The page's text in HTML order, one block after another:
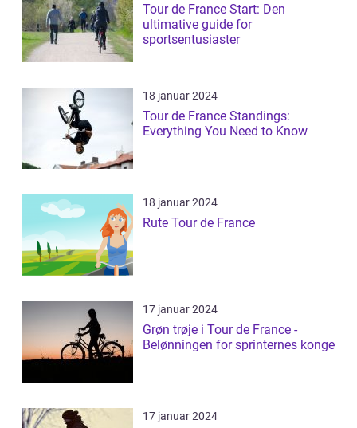
Tour de France Start: Den
ultimative guide for
sportsentusiaster
18 januar 2024
Tour de France Standings:
Everything You Need to Know
18 januar 2024
Rute Tour de France
17 januar 2024
Grøn trøje i Tour de France -
Belønningen for sprinternes konge
17 januar 2024